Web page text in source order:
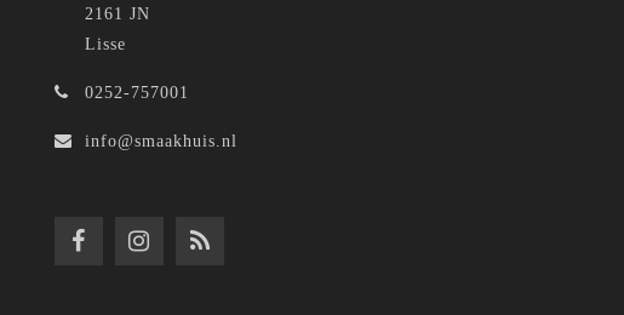
2161 JN
Lisse
0252-757001
info@smaakhuis.nl